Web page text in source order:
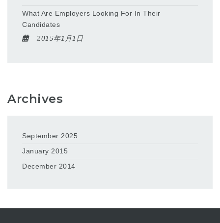
What Are Employers Looking For In Their
Candidates
2015年1月1日
Archives
September 2025
January 2015
December 2014